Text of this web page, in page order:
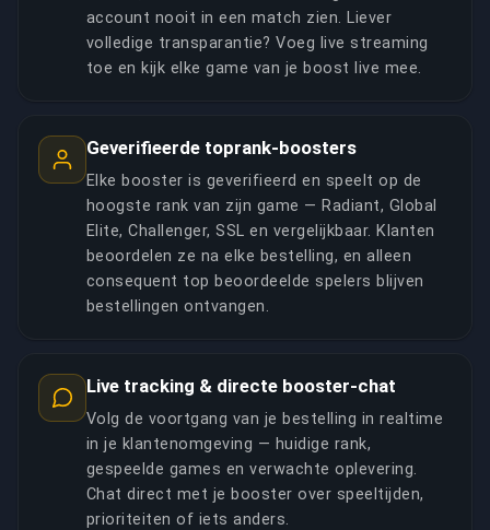
account nooit in een match zien. Liever
volledige transparantie? Voeg live streaming
toe en kijk elke game van je boost live mee.
Geverifieerde toprank-boosters
Elke booster is geverifieerd en speelt op de
hoogste rank van zijn game — Radiant, Global
Elite, Challenger, SSL en vergelijkbaar. Klanten
beoordelen ze na elke bestelling, en alleen
consequent top beoordeelde spelers blijven
bestellingen ontvangen.
Live tracking & directe booster-chat
Volg de voortgang van je bestelling in realtime
in je klantenomgeving — huidige rank,
gespeelde games en verwachte oplevering.
Chat direct met je booster over speeltijden,
prioriteiten of iets anders.